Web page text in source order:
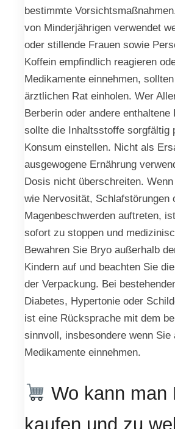
bestimmte
von Minderjährigen verwendet
oder stillende Frauen sowie
Koffein empfindlich reagieren
Medikamente einnehmen,
ärztlichen Rat einholen. Wer
Berberin oder andere enthaltene
sollte die Inhaltsstoffe sorgfältig
Konsum einstellen. Nicht als
ausgewogene Ernährung
Dosis nicht überschreiten.
wie Nervosität, Schlafstörungen
Magenbeschwerden auftreten,
sofort zu stoppen und
Bewahren Sie Bryo außerhalb
Kindern auf und beachten Sie
der Verpackung. Bei
Diabetes, Hypertonie oder
ist eine Rücksprache mit dem
sinnvoll, insbesondere wenn Sie
Medikamente einnehmen.
Wo kann man
kaufen und zu